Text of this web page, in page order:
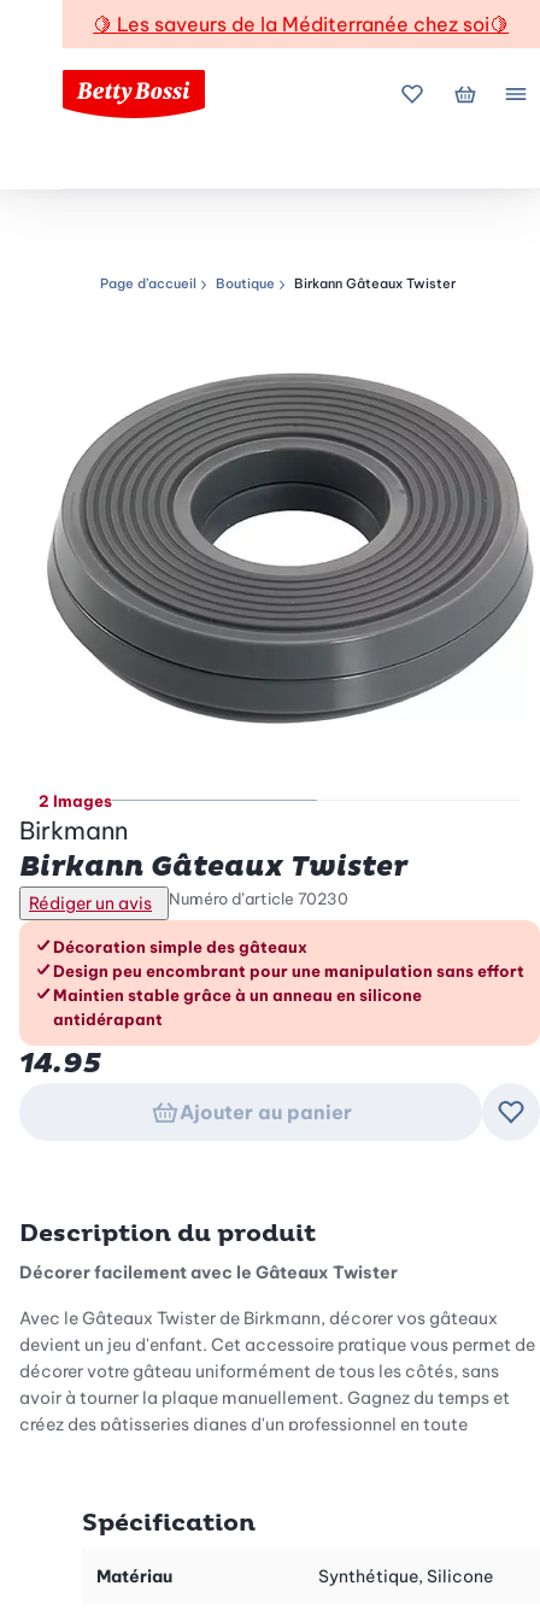
🍋 Les saveurs de la Méditerranée chez soi🍋
Mes favoris
Mon
Chemin de navigation
Page d’accueil Boutique Birkann Gâteaux Twister
2 Images
Birkmann
Birkann Gâteaux Twister
Rédiger un avis Numéro d’article 70230
Les avantages en un coup d’œil
Décoration simple des gâteaux
Design peu encombrant pour une manipulation sans effort
Maintien stable grâce à un anneau en silicone
antidérapant
14.95
Ajouter au panier
Description du produit
Décorer facilement avec le Gâteaux Twister
Avec le Gâteaux Twister de Birkmann, décorer vos gâteaux
devient un jeu d'enfant. Cet accessoire pratique vous permet de
décorer votre gâteau uniformément de tous les côtés, sans
avoir à tourner la plaque manuellement. Gagnez du temps et
créez des pâtisseries dignes d'un professionnel en toute
Le Gâteaux Twister, avec son diamètre compact de 10 cm,
fonctionne comme un plateau tournant. Il vous suffit de placer
Spécification
Matériau Synthétique, Silicone